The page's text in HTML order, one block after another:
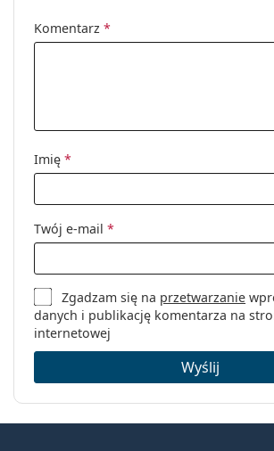
Komentarz *
Imię *
Twój e-mail *
Zgadzam się na przetwarzanie
danych i publikację komentarza na
internetowej
Wyślij